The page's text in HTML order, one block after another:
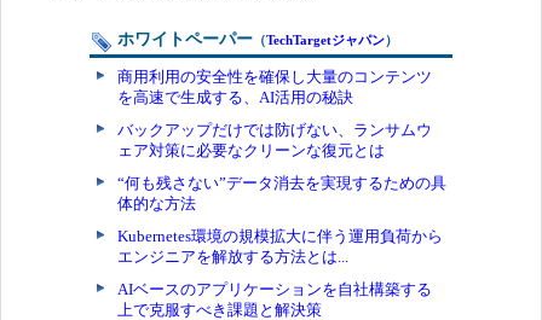
ホワイトペーパー （TechTargetジャパン）
商用利用の安全性を確保し大量のコンテンツ
を高速で生成する、AI活用の秘訣
バックアップだけでは防げない、ランサムウ
ェア対策に必要なクリーンな復元とは
“何も残さない”データ消去を実現するための具
体的な方法
Kubernetes環境の規模拡大に伴う運用負荷から
エンジニアを解放する方法とは...
AIベースのアプリケーションを自社構築する
上で克服すべき課題と解決策